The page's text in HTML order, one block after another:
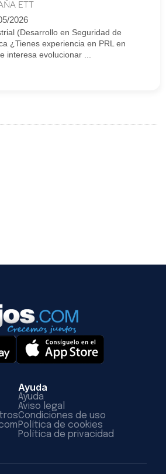
ETT
2026
(Desarrollo en Seguridad de
¿Tienes experiencia en PRL en
interesa evolucionar ...
Ayuda
Ayuda
Aviso legal
Condiciones de uso
Política de cookies
Política de privacidad